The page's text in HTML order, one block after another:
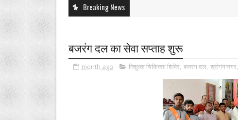
Breaking News
बजरंग दल का सेवा सप्ताह शुरू
month ago निशुल्क चिकित्सा शिविर, बजरंग दल, श्रीगंगानगर,